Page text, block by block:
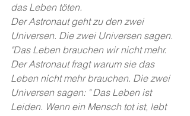
das Leben töten.
Der Astronaut geht zu den zwei
Universen. Die zwei Universen sagen.
"Das Leben brauchen wir nicht mehr.
Der Astronaut fragt warum sie das
Leben nicht mehr brauchen. Die zwei
Universen sagen: " Das Leben ist
Leiden. Wenn ein Mensch tot ist, lebt